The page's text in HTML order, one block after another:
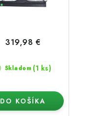
Skladom (1 ks)
319,98 €
DO KOŠÍKA